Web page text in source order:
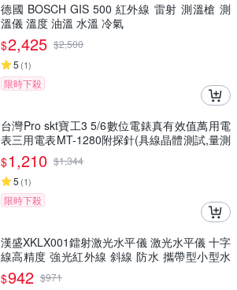
德國 BOSCH GIS 500 紅外線 雷射 測溫槍 測
溫儀 溫度 油溫 水溫 冷氣
$2,425 $2,500
5 (1)
限時下殺
台灣Pro skt寶工3 5/6數位電錶真有效值萬用電
表三用電表MT-1280附探針(具線晶體測試,量測
交流電壓電容電阻溫度)公司貨,享一年保固
$1,210 $1,344
5 (1)
限時下殺
漢盛XKLX001鐳射激光水平儀 激光水平儀 十字
線高精度 強光紅外線 斜線 防水 攜帶型小型水
平儀
$942 $971